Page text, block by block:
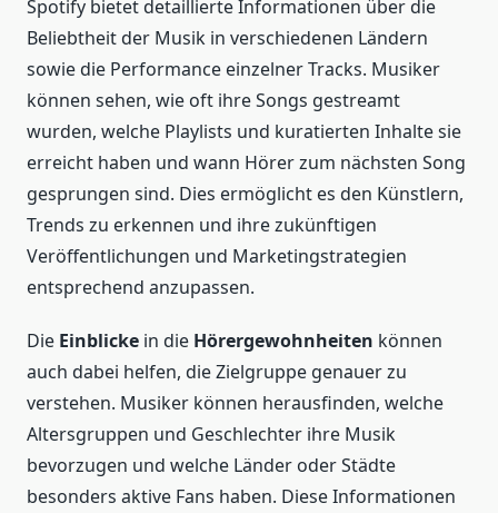
Spotify bietet detaillierte Informationen über die
Beliebtheit der Musik in verschiedenen Ländern
sowie die Performance einzelner Tracks. Musiker
können sehen, wie oft ihre Songs gestreamt
wurden, welche Playlists und kuratierten Inhalte sie
erreicht haben und wann Hörer zum nächsten Song
gesprungen sind. Dies ermöglicht es den Künstlern,
Trends zu erkennen und ihre zukünftigen
Veröffentlichungen und Marketingstrategien
entsprechend anzupassen.
Die Einblicke in die Hörergewohnheiten können
auch dabei helfen, die Zielgruppe genauer zu
verstehen. Musiker können herausfinden, welche
Altersgruppen und Geschlechter ihre Musik
bevorzugen und welche Länder oder Städte
besonders aktive Fans haben. Diese Informationen